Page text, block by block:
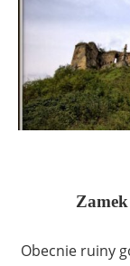
Obecnie ruiny